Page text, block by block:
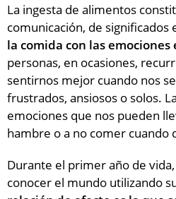
La ingesta de alimentos
comunicación, de significados
la comida con las emociones
personas, en ocasiones,
sentirnos mejor cuando nos
frustrados, ansiosos o solos.
emociones que nos pueden
hambre o a no comer cuando
Durante el primer año de
conocer el mundo utilizando